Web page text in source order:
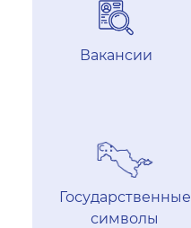
Вакансии
Государственные
символы